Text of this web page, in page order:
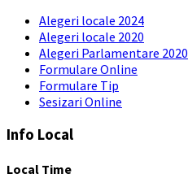
Alegeri locale 2024
Alegeri locale 2020
Alegeri Parlamentare 2020
Formulare Online
Formulare Tip
Sesizari Online
Info Local
Local Time